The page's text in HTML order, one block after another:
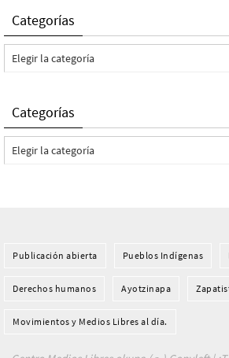
Categorías
Categorías
Categorías
Categorías
Publicación abierta Pueblos Indí­genas
Derechos humanos Ayotzinapa
Movimientos y Medios Libres al día.